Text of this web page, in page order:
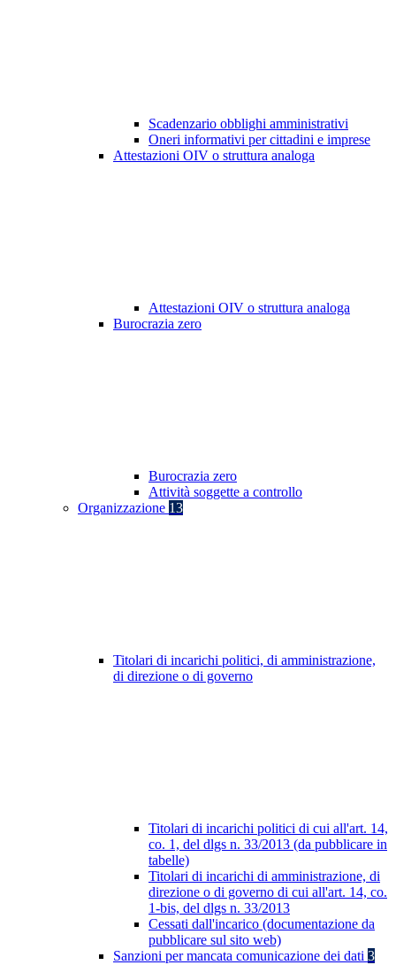
Scadenzario obblighi amministrativi
Oneri informativi per cittadini e imprese
Attestazioni OIV o struttura analoga
Attestazioni OIV o struttura analoga
Burocrazia zero
Burocrazia zero
Attività soggette a controllo
Organizzazione 13
Titolari di incarichi politici, di amministrazione,
di direzione o di governo
Titolari di incarichi politici di cui all'art. 14,
co. 1, del dlgs n. 33/2013 (da pubblicare in
tabelle)
Titolari di incarichi di amministrazione, di
direzione o di governo di cui all'art. 14, co.
1-bis, del dlgs n. 33/2013
Cessati dall'incarico (documentazione da
pubblicare sul sito web)
Sanzioni per mancata comunicazione dei dati 3